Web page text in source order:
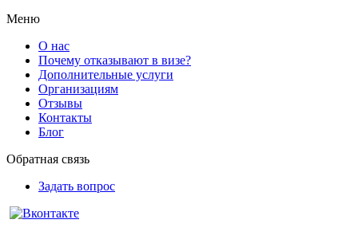
Меню
О нас
Почему отказывают в визе?
Дополнительные услуги
Организациям
Отзывы
Контакты
Блог
Обратная связь
Задать вопрос